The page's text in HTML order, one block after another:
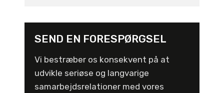
SEND EN FORESPØRGSEL
Vi bestræber os konsekvent på at
udvikle seriøse og langvarige
samarbejdsrelationer med vores